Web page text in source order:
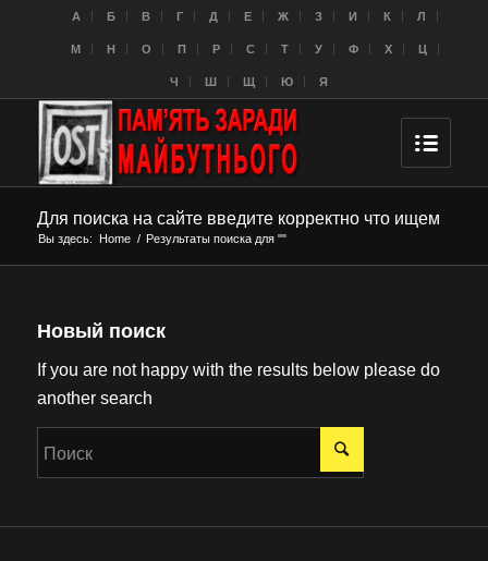
A Б В Г Д Е Ж З И К Л
M Н О П Р С Т У Ф Х Ц
Ч Ш Щ Ю Я
Для поиска на сайте введите корректно что ищем
Вы здесь: Home / Результаты поиска для ""
Новый поиск
If you are not happy with the results below please do
another search